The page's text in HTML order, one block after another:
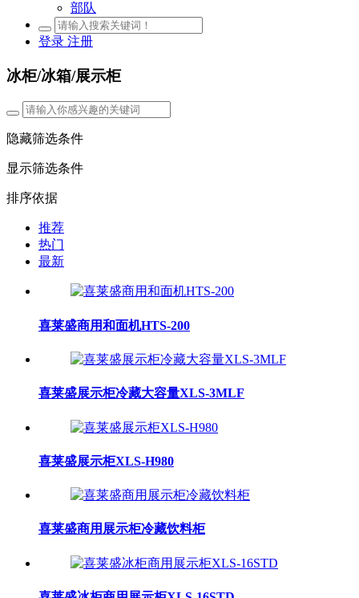
部队
登录 注册
冰柜/冰箱/展示柜
隐藏筛选条件
显示筛选条件
排序依据
推荐
热门
最新
喜莱盛商用和面机HTS-200
喜莱盛展示柜冷藏大容量XLS-3MLF
喜莱盛展示柜XLS-H980
喜莱盛商用展示柜冷藏饮料柜